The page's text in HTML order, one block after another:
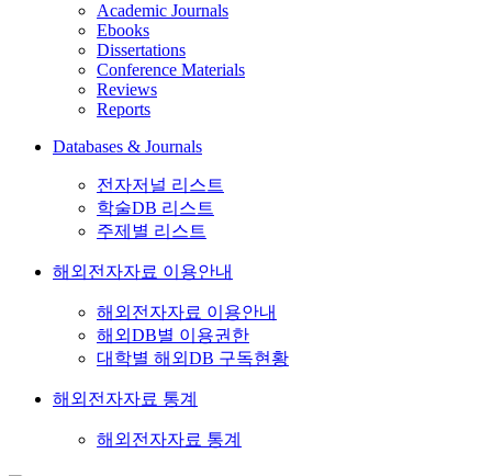
Academic Journals
Ebooks
Dissertations
Conference Materials
Reviews
Reports
Databases & Journals
전자저널 리스트
학술DB 리스트
주제별 리스트
해외전자자료 이용안내
해외전자자료 이용안내
해외DB별 이용권한
대학별 해외DB 구독현황
해외전자자료 통계
해외전자자료 통계